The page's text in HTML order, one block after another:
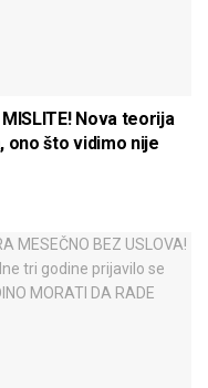
Nova teorija
ono što vidimo nije